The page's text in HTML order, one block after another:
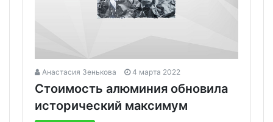
Анастасия Зенькова 4 марта 2022
Стоимость алюминия обновила
исторический максимум